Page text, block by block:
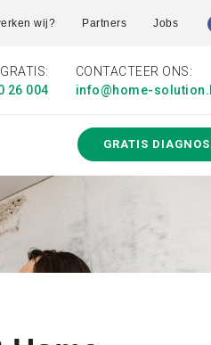
wij? Partners Jobs
26 004
CONTACTEER ONS:
info@home-
GRATIS